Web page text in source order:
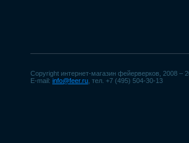
Copyright интернет-магазин фейерверков, 2008 –
E-mail: info@feer.ru , тел. +7 (495) 504-30-13